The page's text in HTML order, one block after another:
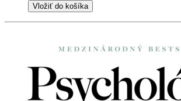
Vložiť do košíka